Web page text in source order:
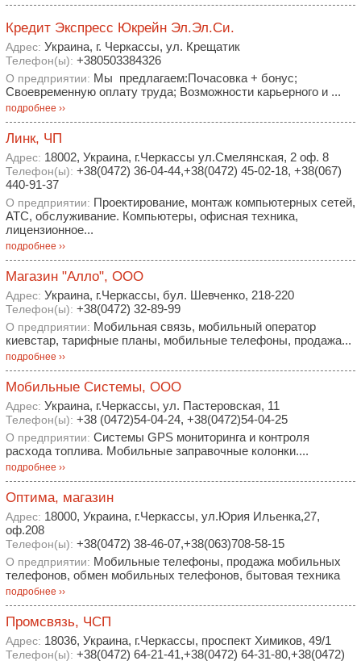
Кредит Экспресс Юкрейн Эл.Эл.Си.
Адрес: Украина, г. Черкассы, ул. Крещатик
Телефон(ы): +380503384326
О предприятии: Мы предлагаем:Почасовка + бонус;
Своевременную оплату труда; Возможности карьерного и ...
подробнее ››
Линк, ЧП
Адрес: 18002, Украина, г.Черкассы ул.Смелянская, 2 оф. 8
Телефон(ы): +38(0472) 36-04-44,+38(0472) 45-02-18, +38(067)
440-91-37
О предприятии: Проектирование, монтаж компьютерных сетей,
АТС, обслуживание. Компьютеры, офисная техника,
лицензионное...
подробнее ››
Магазин "Алло", ООО
Адрес: Украина, г.Черкассы, бул. Шевченко, 218-220
Телефон(ы): +38(0472) 32-89-99
О предприятии: Мобильная связь, мобильный оператор
киевстар, тарифные планы, мобильные телефоны, продажа...
подробнее ››
Мобильные Системы, ООО
Адрес: Украина, г.Черкассы, ул. Пастеровская, 11
Телефон(ы): +38 (0472)54-04-24, +38(0472)54-04-25
О предприятии: Системы GPS мониторинга и контроля
расхода топлива. Мобильные заправочные колонки....
подробнее ››
Оптима, магазин
Адрес: 18000, Украина, г.Черкассы, ул.Юрия Ильенка,27,
оф.208
Телефон(ы): +38(0472) 38-46-07,+38(063)708-58-15
О предприятии: Мобильные телефоны, продажа мобильных
телефонов, обмен мобильных телефонов, бытовая техника
подробнее ››
Промсвязь, ЧСП
Адрес: 18036, Украина, г.Черкассы, проспект Химиков, 49/1
Телефон(ы): +38(0472) 64-21-41,+38(0472) 64-31-80,+38(0472)